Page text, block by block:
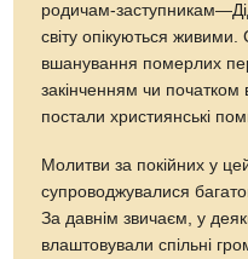
родичам-
світу опікуються живими.
вшанування померлих
закінченням чи початком
постали християнські
Молитви за покійних у
супроводжувалися
За давнім звичаєм, у
влаштовували спільні